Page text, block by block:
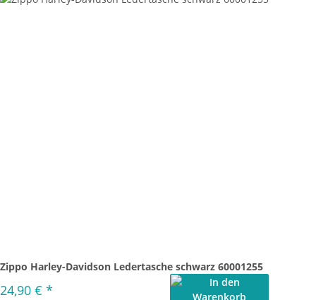
Zippo Harley-Davidson Ledertasche schwarz 60001255
24,90 € *